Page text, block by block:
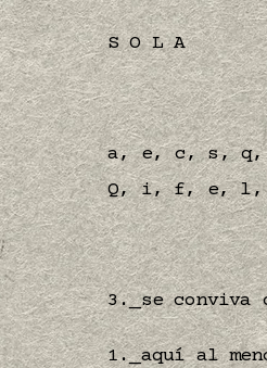
S O L A
a, e, c, s,
Q, i, f, e, l,
3._se conviva
1._aquí al